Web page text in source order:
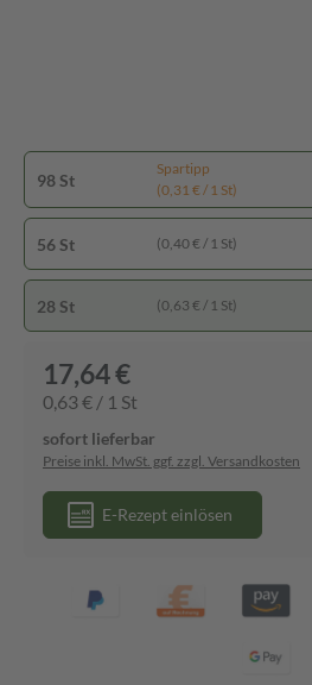
98 St
Spartipp
(0,31 € / 1 St)
56 St (0,40 € / 1 St)
28 St (0,63 € / 1 St)
17,64 €
0,63 € / 1 St
sofort lieferbar
Preise inkl. MwSt. ggf. zzgl. Versandkosten
E-Rezept einlösen